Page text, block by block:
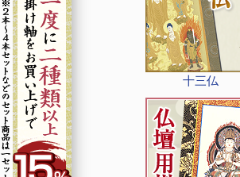
十三仏